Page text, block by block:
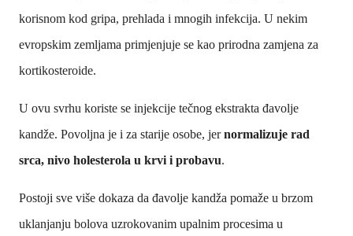
korisnom kod gripa, prehlada i mnogih infekcija. U nekim
evropskim zemljama primjenjuje se kao prirodna zamjena za
kortikosteroide.
U ovu svrhu koriste se injekcije tečnog ekstrakta đavolje
kandže. Povoljna je i za starije osobe, jernormalizuje rad
srca, nivo holesterola u krvi i probavu.
Postoji sve više dokaza da đavolje kandža pomaže u brzom
uklanjanju bolova uzrokovanim upalnim procesima u